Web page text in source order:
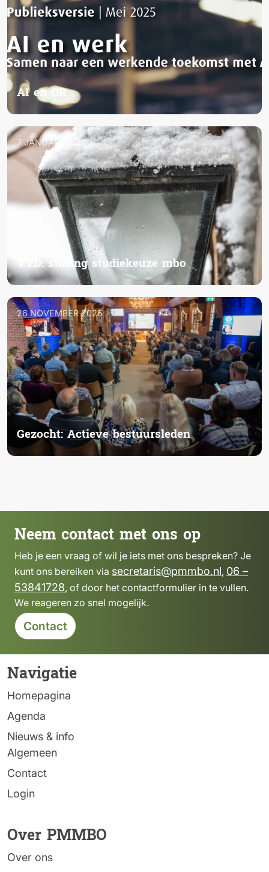
AI en OR
7 JANUARI 2026
VVD: sturing studiekeuze mbo
26 NOVEMBER 2025
Gezocht: Actieve bestuursleden
Neem contact met ons op
Heb je een vraag of wil je iets met ons bespreken? Je
kunt ons bereiken via secretaris@pmmbo.nl, 06 –
53841728, of door het contactformulier in te vullen.
We reageren zo snel mogelijk.
Contact
Navigatie
Homepagina
Agenda
Nieuws & info
Algemeen
Contact
Login
Over PMMBO
Over ons